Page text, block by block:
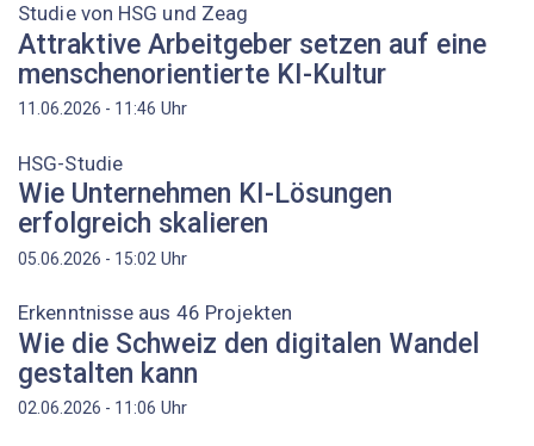
Studie von HSG und Zeag
Attraktive Arbeitgeber setzen auf eine
menschenorientierte KI-Kultur
11.06.2026 - 11:46 Uhr
HSG-Studie
Wie Unternehmen KI-Lösungen
erfolgreich skalieren
05.06.2026 - 15:02 Uhr
Erkenntnisse aus 46 Projekten
Wie die Schweiz den digitalen Wandel
gestalten kann
02.06.2026 - 11:06 Uhr